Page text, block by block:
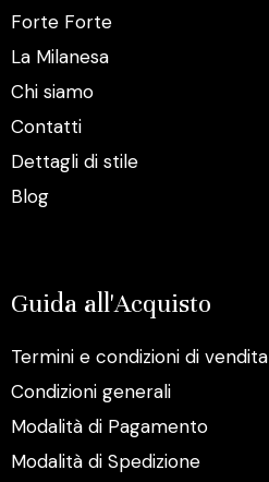
Forte Forte
La Milanesa
Chi siamo
Contatti
Dettagli di stile
Blog
Guida all'Acquisto
Termini e condizioni di vendita
Condizioni generali
Modalità di Pagamento
Modalità di Spedizione